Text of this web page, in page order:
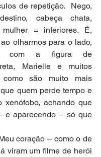
de repetição.  Nego,
cabeça chata,
mulher = inferiores. É,
olharmos para o lado,
com a figura de
Marielle e muitos
como são muito mais
quem perde tempo e
xenófobo, achando que
e aparecendo – só que
– como o de
viram um filme de herói